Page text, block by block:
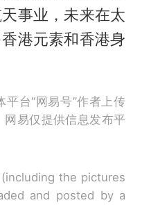
事业，未来在太
港元素和香港身
台“网易号”作者上传
网易仅提供信息发布平
the pictures
and posted by a